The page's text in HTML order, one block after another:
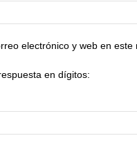
electrónico y web en
en dígitos: